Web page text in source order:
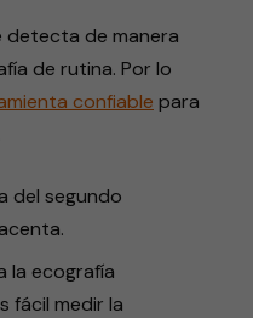
detecta de manera
de rutina. Por lo
confiable para
del segundo
la ecografía
fácil medir la